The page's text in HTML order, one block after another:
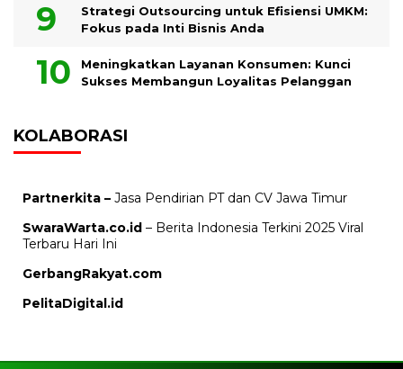
Strategi Outsourcing untuk Efisiensi UMKM:
Fokus pada Inti Bisnis Anda
Meningkatkan Layanan Konsumen: Kunci
Sukses Membangun Loyalitas Pelanggan
KOLABORASI
Partnerkita – Jasa Pendirian PT dan CV Jawa Timur
SwaraWarta.co.id – Berita Indonesia Terkini 2025 Viral
Terbaru Hari Ini
GerbangRakyat.com
PelitaDigital.id